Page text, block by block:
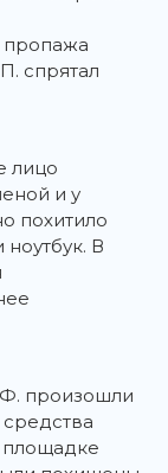
пропажа
спрятал
лицо
и у
похитило
В
произошли
площадке